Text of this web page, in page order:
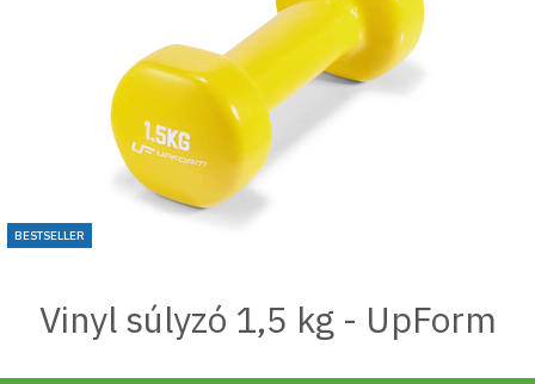
BESTSELLER
Vinyl súlyzó 1,5 kg - UpForm